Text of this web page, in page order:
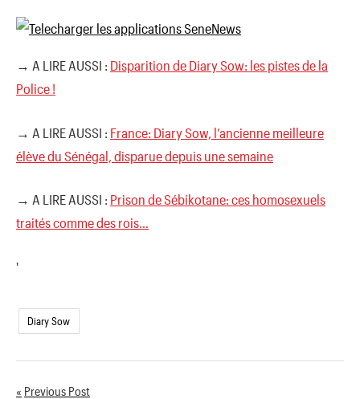
→ A LIRE AUSSI : Disparition de Diary Sow: les pistes de la
Police !
→ A LIRE AUSSI : France: Diary Sow, l’ancienne meilleure
élève du Sénégal, disparue depuis une semaine
→ A LIRE AUSSI : Prison de Sébikotane: ces homosexuels
traités comme des rois…
'
Diary Sow
Previous Post